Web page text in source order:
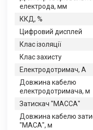
електрода, мм
ККД, %
Цифровий дисплей
Клас ізоляції
Клас захисту
Електродотримач, А
Довжина кабелю
електродотримача, м
Затискач "МАССА"
Довжина кабелю
"МАСА", м